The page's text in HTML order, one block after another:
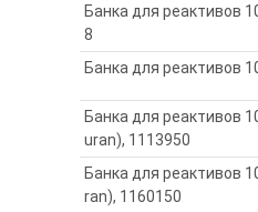
Банка для реактивов
8
Банка для реактивов
Банка для реактивов
uran), 1113950
Банка для реактивов
ran), 1160150